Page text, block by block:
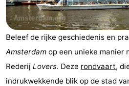
Zien
&
doen
Bezienswaardigheden
-
Musea
-
Beleef de rijke geschiedenis en
Amsterdam op een unieke manier
Rederij Lovers. Deze rondvaart,
indrukwekkende blik op de stad